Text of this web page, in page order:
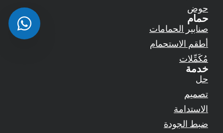
حوض
حمام
صنابير الحمامات
أطقم الاستحمام
مُكَمِّلات
خدمة
حل
تصميم
الاستدامة
ضبط الجودة